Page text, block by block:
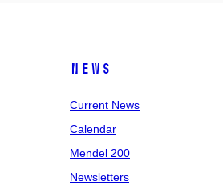
News
Current News
Calendar
Mendel 200
Newsletters